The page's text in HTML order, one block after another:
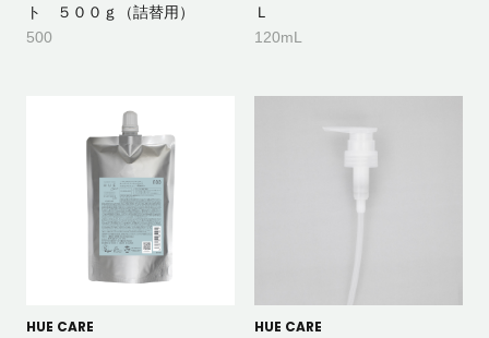
ト ５００ｇ（詰替用）
500
Ｌ
120mL
HUE CARE HUE CARE